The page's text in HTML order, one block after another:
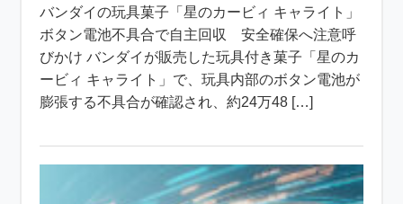
バンダイの玩具菓子「星のカービィ キャライト」
ボタン電池不具合で自主回収 安全確保へ注意呼
びかけ バンダイが販売した玩具付き菓子「星のカ
ービィ キャライト」で、玩具内部のボタン電池が
膨張する不具合が確認され、約24万48 […]